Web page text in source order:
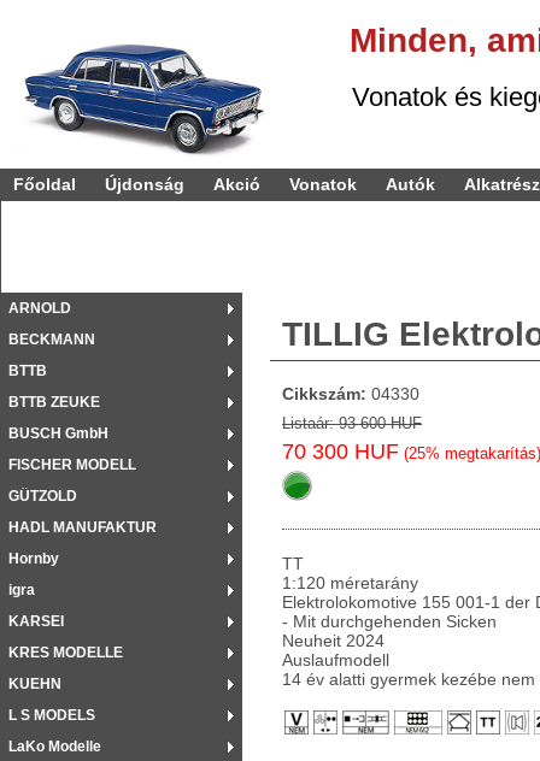
Minden,
Vonatok és
Főoldal Újdonság Akció Vonatok Autók
ARNOLD
BECKMANN
BTTB
BTTB ZEUKE
BUSCH GmbH
FISCHER MODELL
GÜTZOLD
HADL MANUFAKTUR
Hornby
igra
KARSEI
KRES MODELLE
KUEHN
L S MODELS
LaKo Modelle
TILLIG
Cikkszám: 04330
Listaár: 93 600 HUF
70 300 HUF (25% megtakarítás)
TT
1:120 méretarány
Elektrolokomotive 155 001-1 der
- Mit durchgehenden Sicken
Neuheit 2024
Auslaufmodell
14 év alatti gyermek kezébe nem